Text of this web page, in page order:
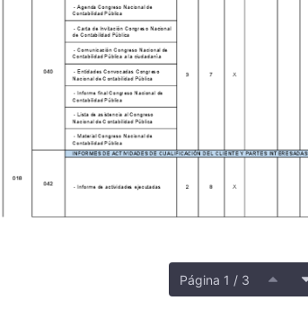
Página 1 / 3